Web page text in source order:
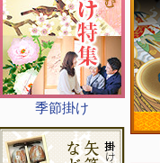
季節掛け